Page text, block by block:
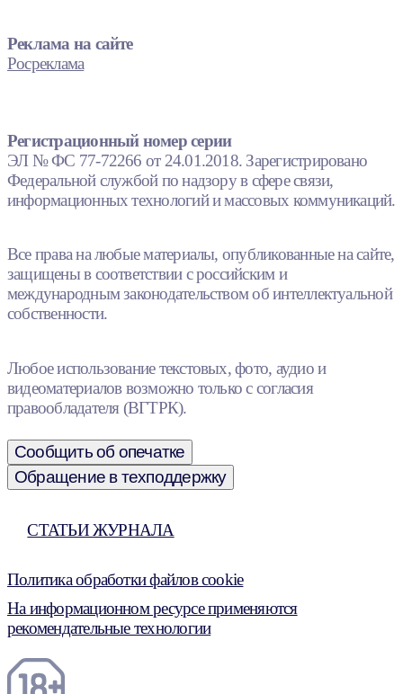
Реклама на сайте
Росреклама
Регистрационный номер серии
ЭЛ № ФС 77-72266 от 24.01.2018. Зарегистрировано
Федеральной службой по надзору в сфере связи,
информационных технологий и массовых коммуникаций.
Все права на любые материалы, опубликованные на сайте,
защищены в соответствии с российским и
международным законодательством об интеллектуальной
собственности.
Любое использование текстовых, фото, аудио и
видеоматериалов возможно только с согласия
правообладателя (ВГТРК).
Сообщить об опечатке
Обращение в техподдержку
СТАТЬИ ЖУРНАЛА
Политика обработки файлов cookie
На информационном ресурсе применяются
рекомендательные технологии